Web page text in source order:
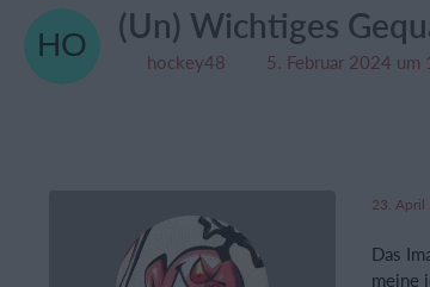
(Un) Wichtiges
hockey48 5. Februar 2024 um
23. April
Das
meine